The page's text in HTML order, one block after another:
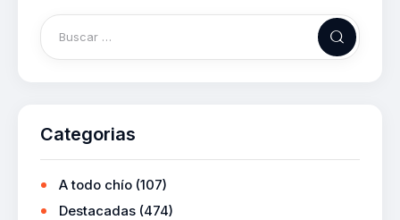
Categorias
A todo chío (107)
Destacadas (474)